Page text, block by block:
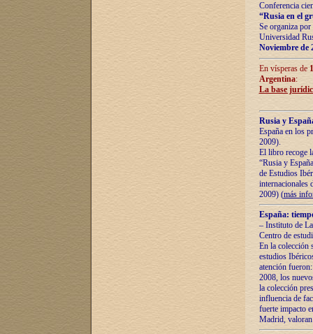
Conferencia
“Rusia en el
Se organiza
Universidad
Noviembre de
En vísperas de
Argentina:
La base
Rusia y
España en los
2009).
El libro recoge
“Rusia y
de Estudios
internacionales
2009) (más
España:
– Instituto de
Centro de
En la colección
estudios
atención
2008, los
la colección
influencia de
fuerte impacto
Madrid,